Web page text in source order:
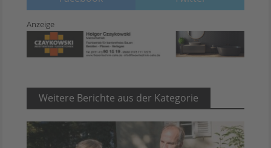
Anzeige
Weitere Berichte aus der Kategorie